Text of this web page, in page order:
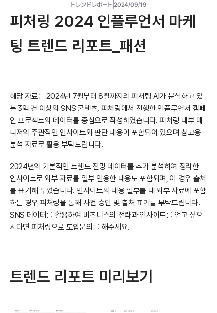
トレンドレポート2024/09/19
피처링 2024 인플루언서 마케
팅 트렌드 리포트_패션
해당 자료는 2024년 7월부터 8월까지의 피처링 AI가 분석하고 있
는 3억 건 이상의 SNS 콘텐츠, 피처링에서 진행한 인플루언서 캠페
인 프로젝트의 데이터를 중심으로 작성하였습니다. 피처링 내부 매
니저의 주관적인 인사이트와 판단 내용이 포함되어 있으며 참고용
분석 자료로 활용 부탁드립니다.
2024년의 기본적인 트렌드 전망 데이터를 추가 분석하여 정리한
인사이트로 외부 자료를 일부 인용한 내용도 포함되며, 이 경우 출처
를 표기해 두었습니다. 인사이트의 내용 일부를 내 외부 자료에 포함
하는 경우 피처링을 통해 사전 승인 및 출처 표기를 부탁드립니다.
SNS 데이터를 활용하여 비즈니스의 전략과 인사이트를 얻고 싶으
시다면 피처링으로 도입문의를 해주세요.
트렌드 리포트 미리보기